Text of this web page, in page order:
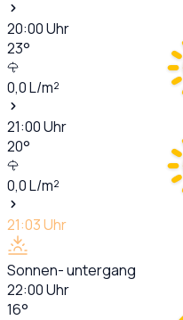
20:00Uhr
23°
0,0L/m²
21:00Uhr
20°
0,0L/m²
21:03Uhr
Sonnen- untergang
22:00Uhr
16°